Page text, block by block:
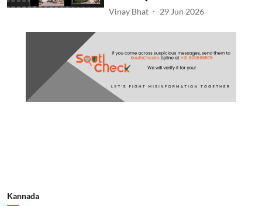
Vinay Bhat 29 Jun 2026
Kannada